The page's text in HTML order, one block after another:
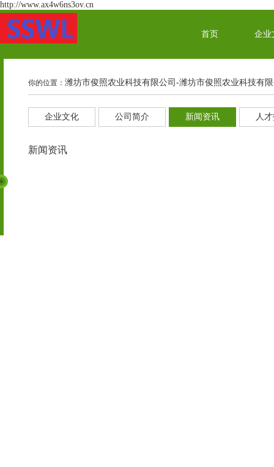
http://www.ax4w6ns3ov.cn
首页 企业
你的位置： 潍坊市俊照农业科技有限公司-潍坊市俊照农业科技有
企业文化 公司简介 新闻资讯 人
新闻资讯